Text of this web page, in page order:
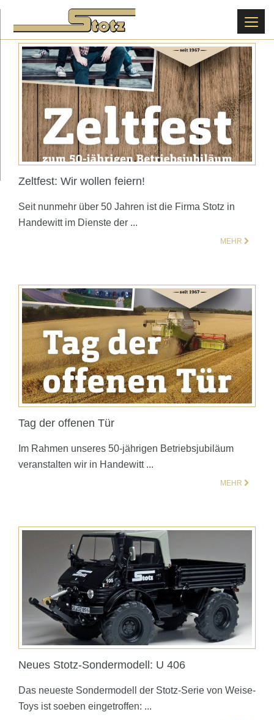
Zeltfest: Wir wollen feiern!
Seit nunmehr über 50 Jahren ist die Firma Stotz in
Handewitt im Dienste der ...
MEHR
Tag der offenen Tür
Im Rahmen unseres 50-jährigen Betriebsjubiläum
veranstalten wir in Handewitt ...
MEHR
Neues Stotz-Sondermodell: U 406
Das neueste Sondermodell der Stotz-Serie von Weise-
Toys ist soeben eingetroffen: ...